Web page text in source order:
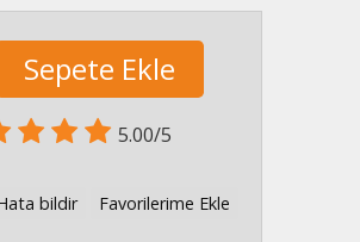
Sepete Ekle
5.00/5
bildir Favorilerime Ekle